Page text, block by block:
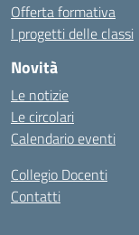
Offerta formativa
I progetti delle classi
Novità
Le notizie
Le circolari
Calendario eventi
Collegio Docenti
Contatti